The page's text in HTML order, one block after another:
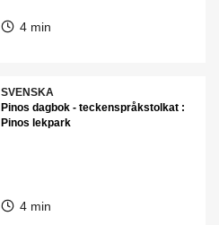
4 min
SVENSKA
Pinos dagbok - teckenspråkstolkat :
Pinos lekpark
4 min